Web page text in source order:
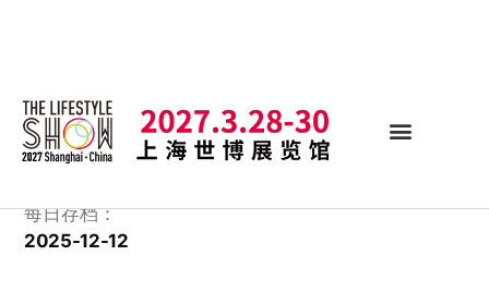
每日存档：
2025-12-12